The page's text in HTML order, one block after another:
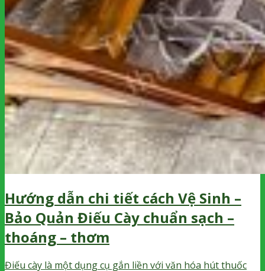
Hướng dẫn chi tiết cách Vệ Sinh –
Bảo Quản Điếu Cày chuẩn sạch –
thoáng – thơm
Điếu cày là một dụng cụ gắn liền với văn hóa hút thuốc